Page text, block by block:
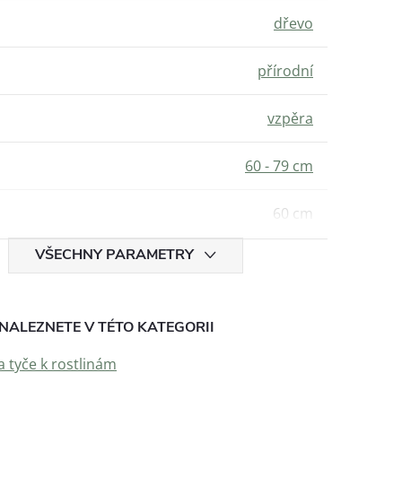
dřevo
přírodní
vzpěra
60 - 79 cm
60 cm
VŠECHNY PARAMETRY
V TÉTO KATEGORII
tyče k rostlinám